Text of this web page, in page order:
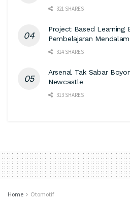
321 SHARES
Project Based Learning
Pembelajaran Mendalam
314 SHARES
Arsenal Tak Sabar
Newcastle
313 SHARES
Home Otomotif